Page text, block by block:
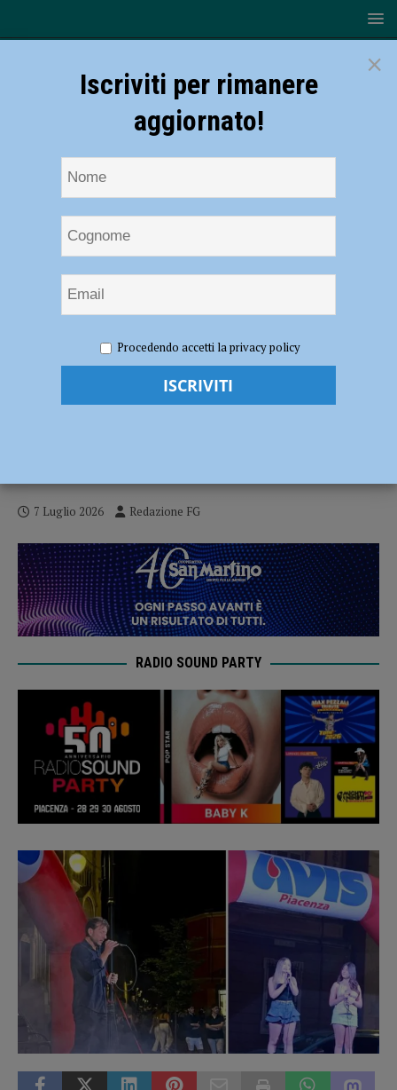
la terza edizione di “Tu si que AVIS”: talento, spettacolo e solidarietà
protagonisti in Piazza Duomo
Grande successo per la terza edizione di
7 Luglio 2026 Redazione FG
RADIO SOUND PARTY
×
Iscriviti per rimanere
aggiornato!
Procedendo accetti la privacy policy